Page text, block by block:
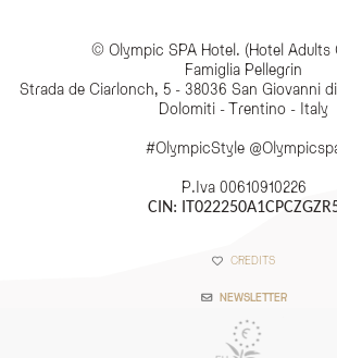
© Olympic SPA Hotel. (Hotel Adults
Famiglia Pellegrin
Strada de Ciarlonch, 5 - 38036 San Giovanni
Dolomiti - Trentino - Italy
#OlympicStyle
P.Iva 00610910226
CIN:
CREDITS
NEWSLETTER